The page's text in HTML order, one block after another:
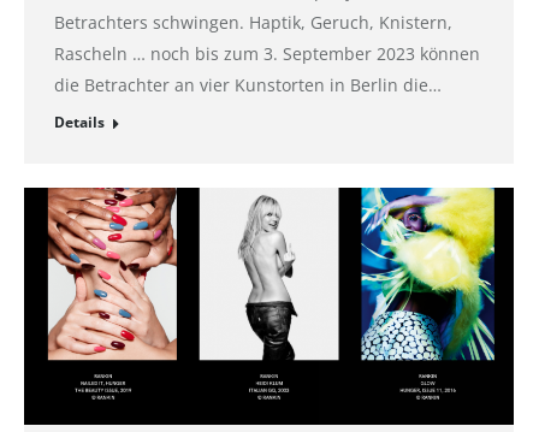
Betrachters schwingen. Haptik, Geruch, Knistern,
Rascheln … noch bis zum 3. September 2023 können
die Betrachter an vier Kunstorten in Berlin die…
Details